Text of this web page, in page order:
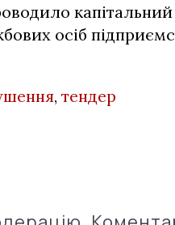
осіб
, тендер